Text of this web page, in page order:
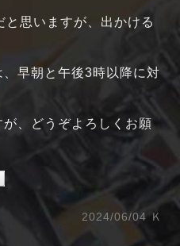
思いますが、出かける
早朝と午後3時以降に対
、どうぞよろしくお願
2024/06/04 Ｋ